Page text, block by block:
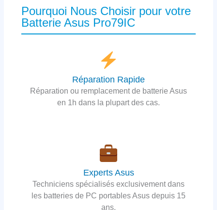
Pourquoi Nous Choisir pour votre
Batterie Asus Pro79IC
Réparation Rapide
Réparation ou remplacement de batterie Asus
en 1h dans la plupart des cas.
Experts Asus
Techniciens spécialisés exclusivement dans
les batteries de PC portables Asus depuis 15
ans.